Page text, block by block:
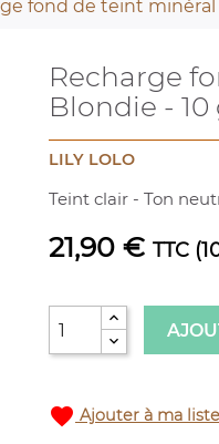
fond de teint minéral
Recharge
Blondie - 10
LILY LOLO
Teint clair - Ton
21,90 € TTC
favorite Ajouter à ma liste